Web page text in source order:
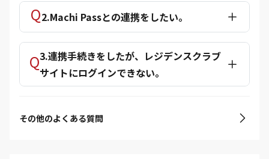
2.Machi Passとの連携をしたい。
3.連携手続きをしたが、レジデンスクラブ
サイトにログインできない。
その他のよくある質問